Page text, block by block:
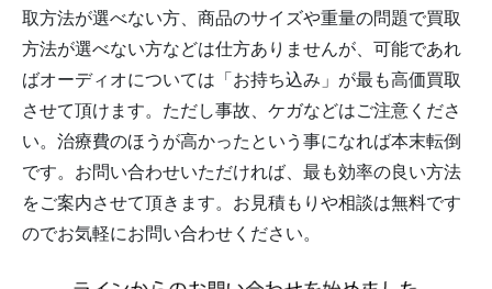
取方法が選べない方、商品のサイズや重量の問題で買取
方法が選べない方などは仕方ありませんが、可能であれ
ばオーディオについては「お持ち込み」が最も高価買取
させて頂けます。ただし事故、ケガなどはご注意くださ
い。治療費のほうが高かったという事になれば本末転倒
です。お問い合わせいただければ、最も効率の良い方法
をご案内させて頂きます。お見積もりや相談は無料です
のでお気軽にお問い合わせください。